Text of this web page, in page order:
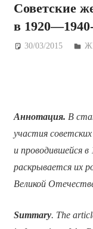
Советские
в
30/03/2015
Аннотация. В
участия
и проводившейся в
раскрывается их
Великой
Summary. The